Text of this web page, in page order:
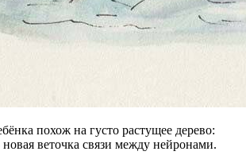
похож на густо растущее дерево:
веточка связи между нейронами.